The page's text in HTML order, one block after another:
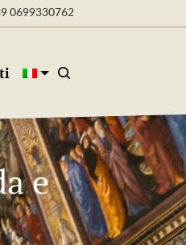
0699330762
e